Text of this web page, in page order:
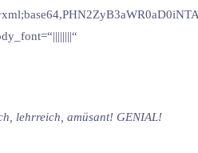
lehrreich, amüsant! GENIAL!